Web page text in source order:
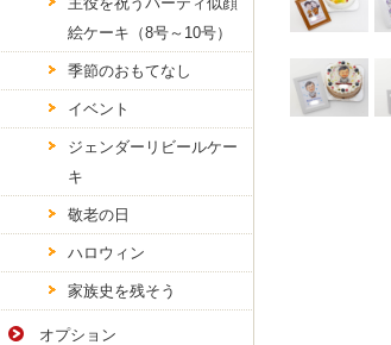
絵ケーキ（8号～10号）
季節のおもてなし
イベント
ジェンダーリビールケー
キ
敬老の日
ハロウィン
家族史を残そう
オプション